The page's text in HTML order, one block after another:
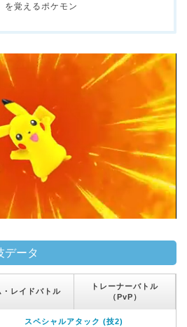
を覚えるポケモン
データ
・レイドバトル
トレーナーバトル
（PvP）
スペシャルアタック (技2)